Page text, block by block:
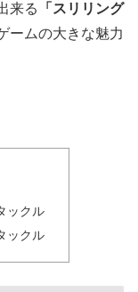
来る
「スリリング
ームの大きな魅力
ックル
ックル